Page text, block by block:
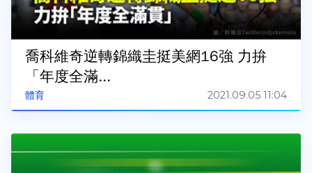
體育
喬科維奇逆轉錦織圭挺美網16強 力拚
「年度全滿...
2021.09.05 11:04